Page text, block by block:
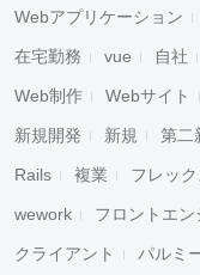
Webアプリケーション
在宅勤務 vue 自社
Web制作 Webサイト
新規開発 新規 第二
Rails 複業 フレック
wework フロントエン
クライアント パルミ